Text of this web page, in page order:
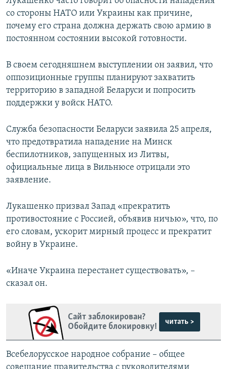
со стороны НАТО или Украины как причине,
почему его страна должна держать свою армию в
постоянном состоянии высокой готовности.
В своем сегодняшнем выступлении он заявил, что
оппозиционные группы планируют захватить
территорию в западной Беларуси и попросить
поддержки у войск НАТО.
Служба безопасности Беларуси заявила 25 апреля,
что предотвратила нападение на Минск
беспилотников, запущенных из Литвы,
официальные лица в Вильнюсе отрицали это
заявление.
Лукашенко призвал Запад «прекратить
противостояние с Россией, объявив ничью», что, по
его словам, ускорит мирный процесс и прекратит
войну в Украине.
«Иначе Украина перестанет существовать», –
сказал он.
Сайт заблокирован?
Обойдите блокировку!
читать >
Всебелорусское народное собрание – общее